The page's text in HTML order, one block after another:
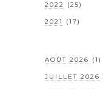
2022 (25)
2021 (17)
AOÛT 2026 (1)
JUILLET 2026